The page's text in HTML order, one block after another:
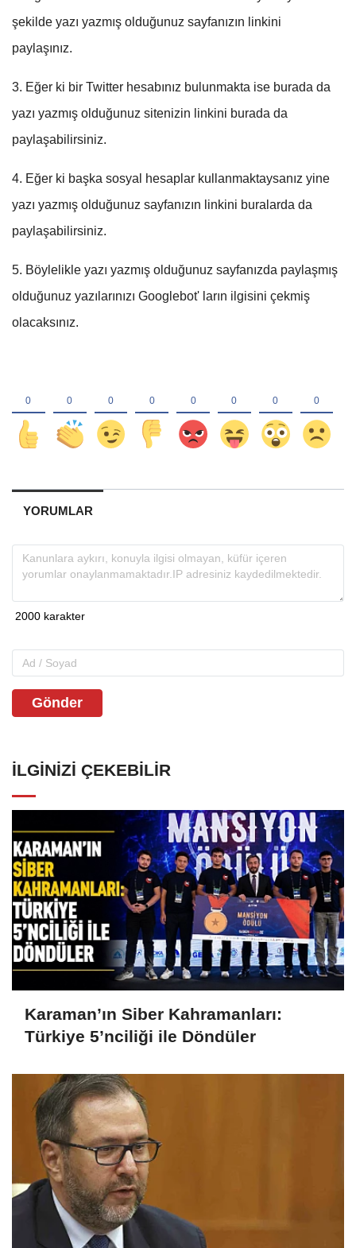
şekilde yazı yazmış olduğunuz sayfanızın linkini
paylaşınız.
3. Eğer ki bir Twitter hesabınız bulunmakta ise burada da
yazı yazmış olduğunuz sitenizin linkini burada da
paylaşabilirsiniz.
4. Eğer ki başka sosyal hesaplar kullanmaktaysanız yine
yazı yazmış olduğunuz sayfanızın linkini buralarda da
paylaşabilirsiniz.
5. Böylelikle yazı yazmış olduğunuz sayfanızda paylaşmış
olduğunuz yazılarınızı Googlebot' ların ilgisini çekmiş
olacaksınız.
YORUMLAR
Gönder
İLGINIZI ÇEKEBILIR
Karaman’ın Siber Kahramanları:
Türkiye 5’nciliği ile Döndüler